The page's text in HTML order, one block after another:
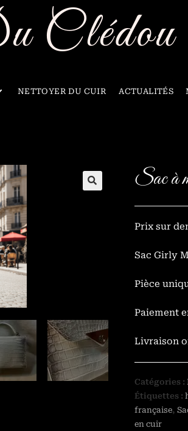
Clédou
NETTOYER DU CUIR ACTUALITÉS
Sac à
Prix sur
Sac Girly
Pièce
Paiement
Livraison
Catégories :
Étiquettes :
française,
en cuir